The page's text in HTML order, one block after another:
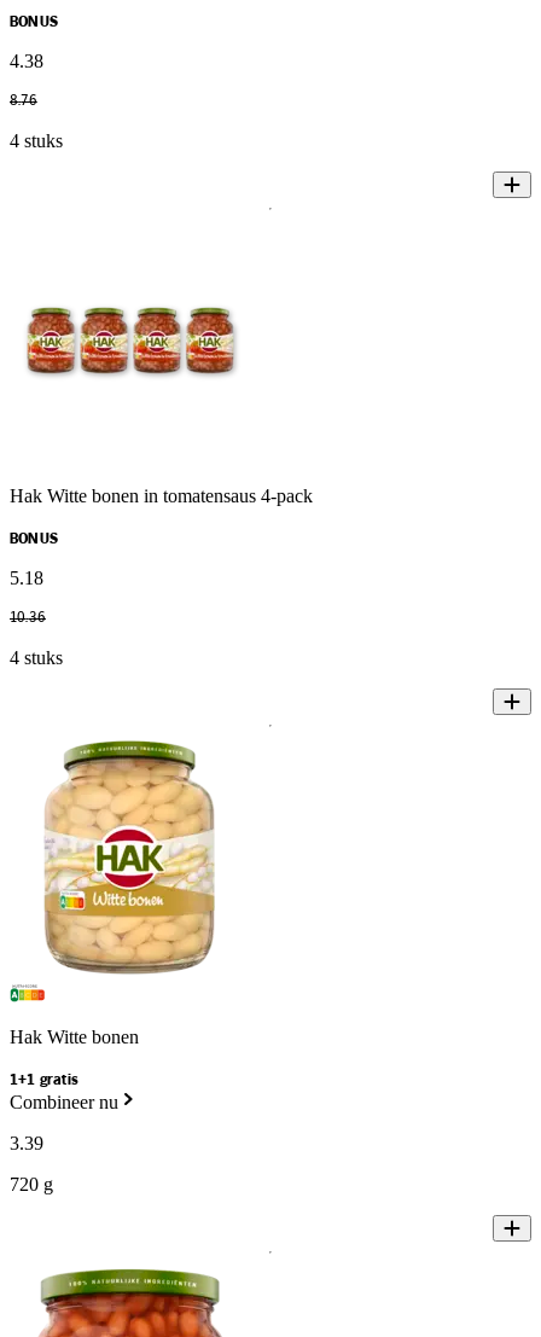
BONUS
4.38
8.76
4 stuks
Hak Witte bonen in tomatensaus 4-pack
BONUS
5.18
10.36
4 stuks
Hak Witte bonen
1+1 gratis
Combineer nu
3.39
720 g